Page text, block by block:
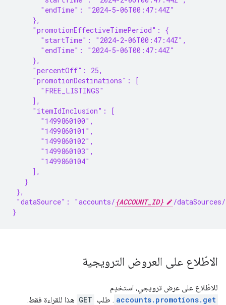
       "endTime": "2024-5-06T00:47:44Z"
     },
     "promotionEffectiveTimePeriod": {
       "startTime": "2024-2-06T00:47:44Z",
       "endTime": "2024-5-06T00:47:44Z"
     },
     "percentOff": 25,
     "promotionDestinations": [
       "FREE_LISTINGS"
     ],
     "itemIdInclusion": [
       "1499860100",
       "1499860101",
       "1499860102",
       "1499860103",
       "1499860104"
     ],
   }
},
"dataSource": "accounts/ {ACCOUNT_ID}
/dataSources/
}
الاطّلاع على العروض الترويجية
للاطّلاع على عرض ترويجي، استخدِم
accounts.promotions.get . طلب GET هذا للقراءة فقط.